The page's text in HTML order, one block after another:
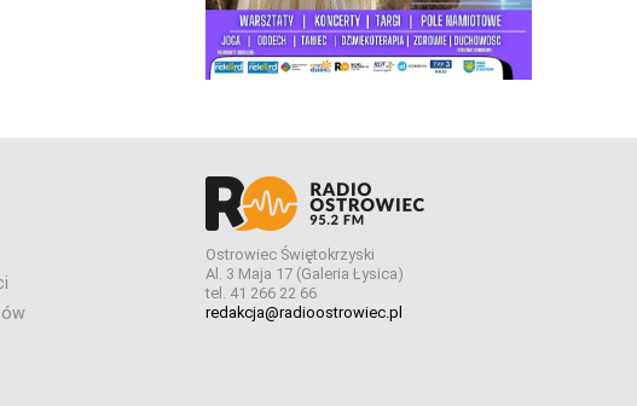
Ostrowiec Świętokrzyski
Al. 3 Maja 17 (Galeria Łysica)
tel. 41 266 22 66
redakcja@radioostrowiec.pl